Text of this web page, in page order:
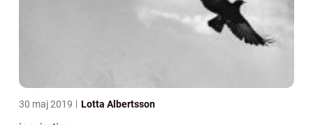
30 maj 2019 Lotta Albertsson